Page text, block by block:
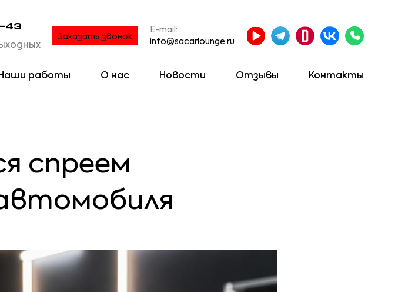
43
Заказать звонок
E-mail:
info@sacarlounge.ru
работы О нас Новости Отзывы Контакты
спреем